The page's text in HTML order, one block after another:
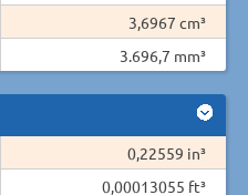
3,6967 cm³
3.696,7 mm³
0,22559 in³
0,00013055 ft³